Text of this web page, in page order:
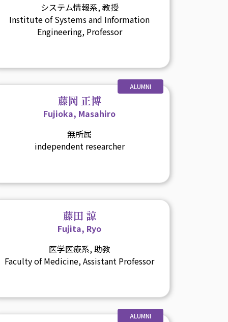
システム情報系, 教授
Institute of Systems and Information
Engineering, Professor
ALUMNI
藤岡 正博
Fujioka, Masahiro
無所属
independent researcher
藤田 諒
Fujita, Ryo
医学医療系, 助教
Faculty of Medicine, Assistant Professor
ALUMNI